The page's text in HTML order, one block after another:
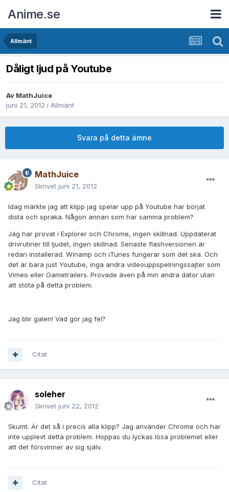
Anime.se
Allmänt
Dåligt ljud på Youtube
Av MathJuice
juni 21, 2012 i Allmänt
Svara på detta ämne
MathJuice
Skrivet juni 21, 2012
Idag märkte jag att klipp jag spelar upp på Youtube har börjat
dista och spraka. Någon annan som har samma problem?
Jag har provat i Explorer och Chrome, ingen skillnad. Uppdaterat
drivrutiner till ljudet, ingen skillnad. Senaste flashversionen är
redan installerad. Winamp och iTunes fungerar som det ska. Och
det är bara just Youtube, inga andra videouppspelningssajter som
Vimeo eller Gametrailers. Provade även på min andra dator utan
att stöta på detta problem.
Jag blir galen! Vad gör jag fel?
Citat
soleher
Skrivet juni 22, 2012
Skumt. Är det så i precis alla klipp? Jag använder Chrome och har
inte upplevt detta problem. Hoppas du lyckas lösa problemet eller
att det försvinner av sig själv.
Citat